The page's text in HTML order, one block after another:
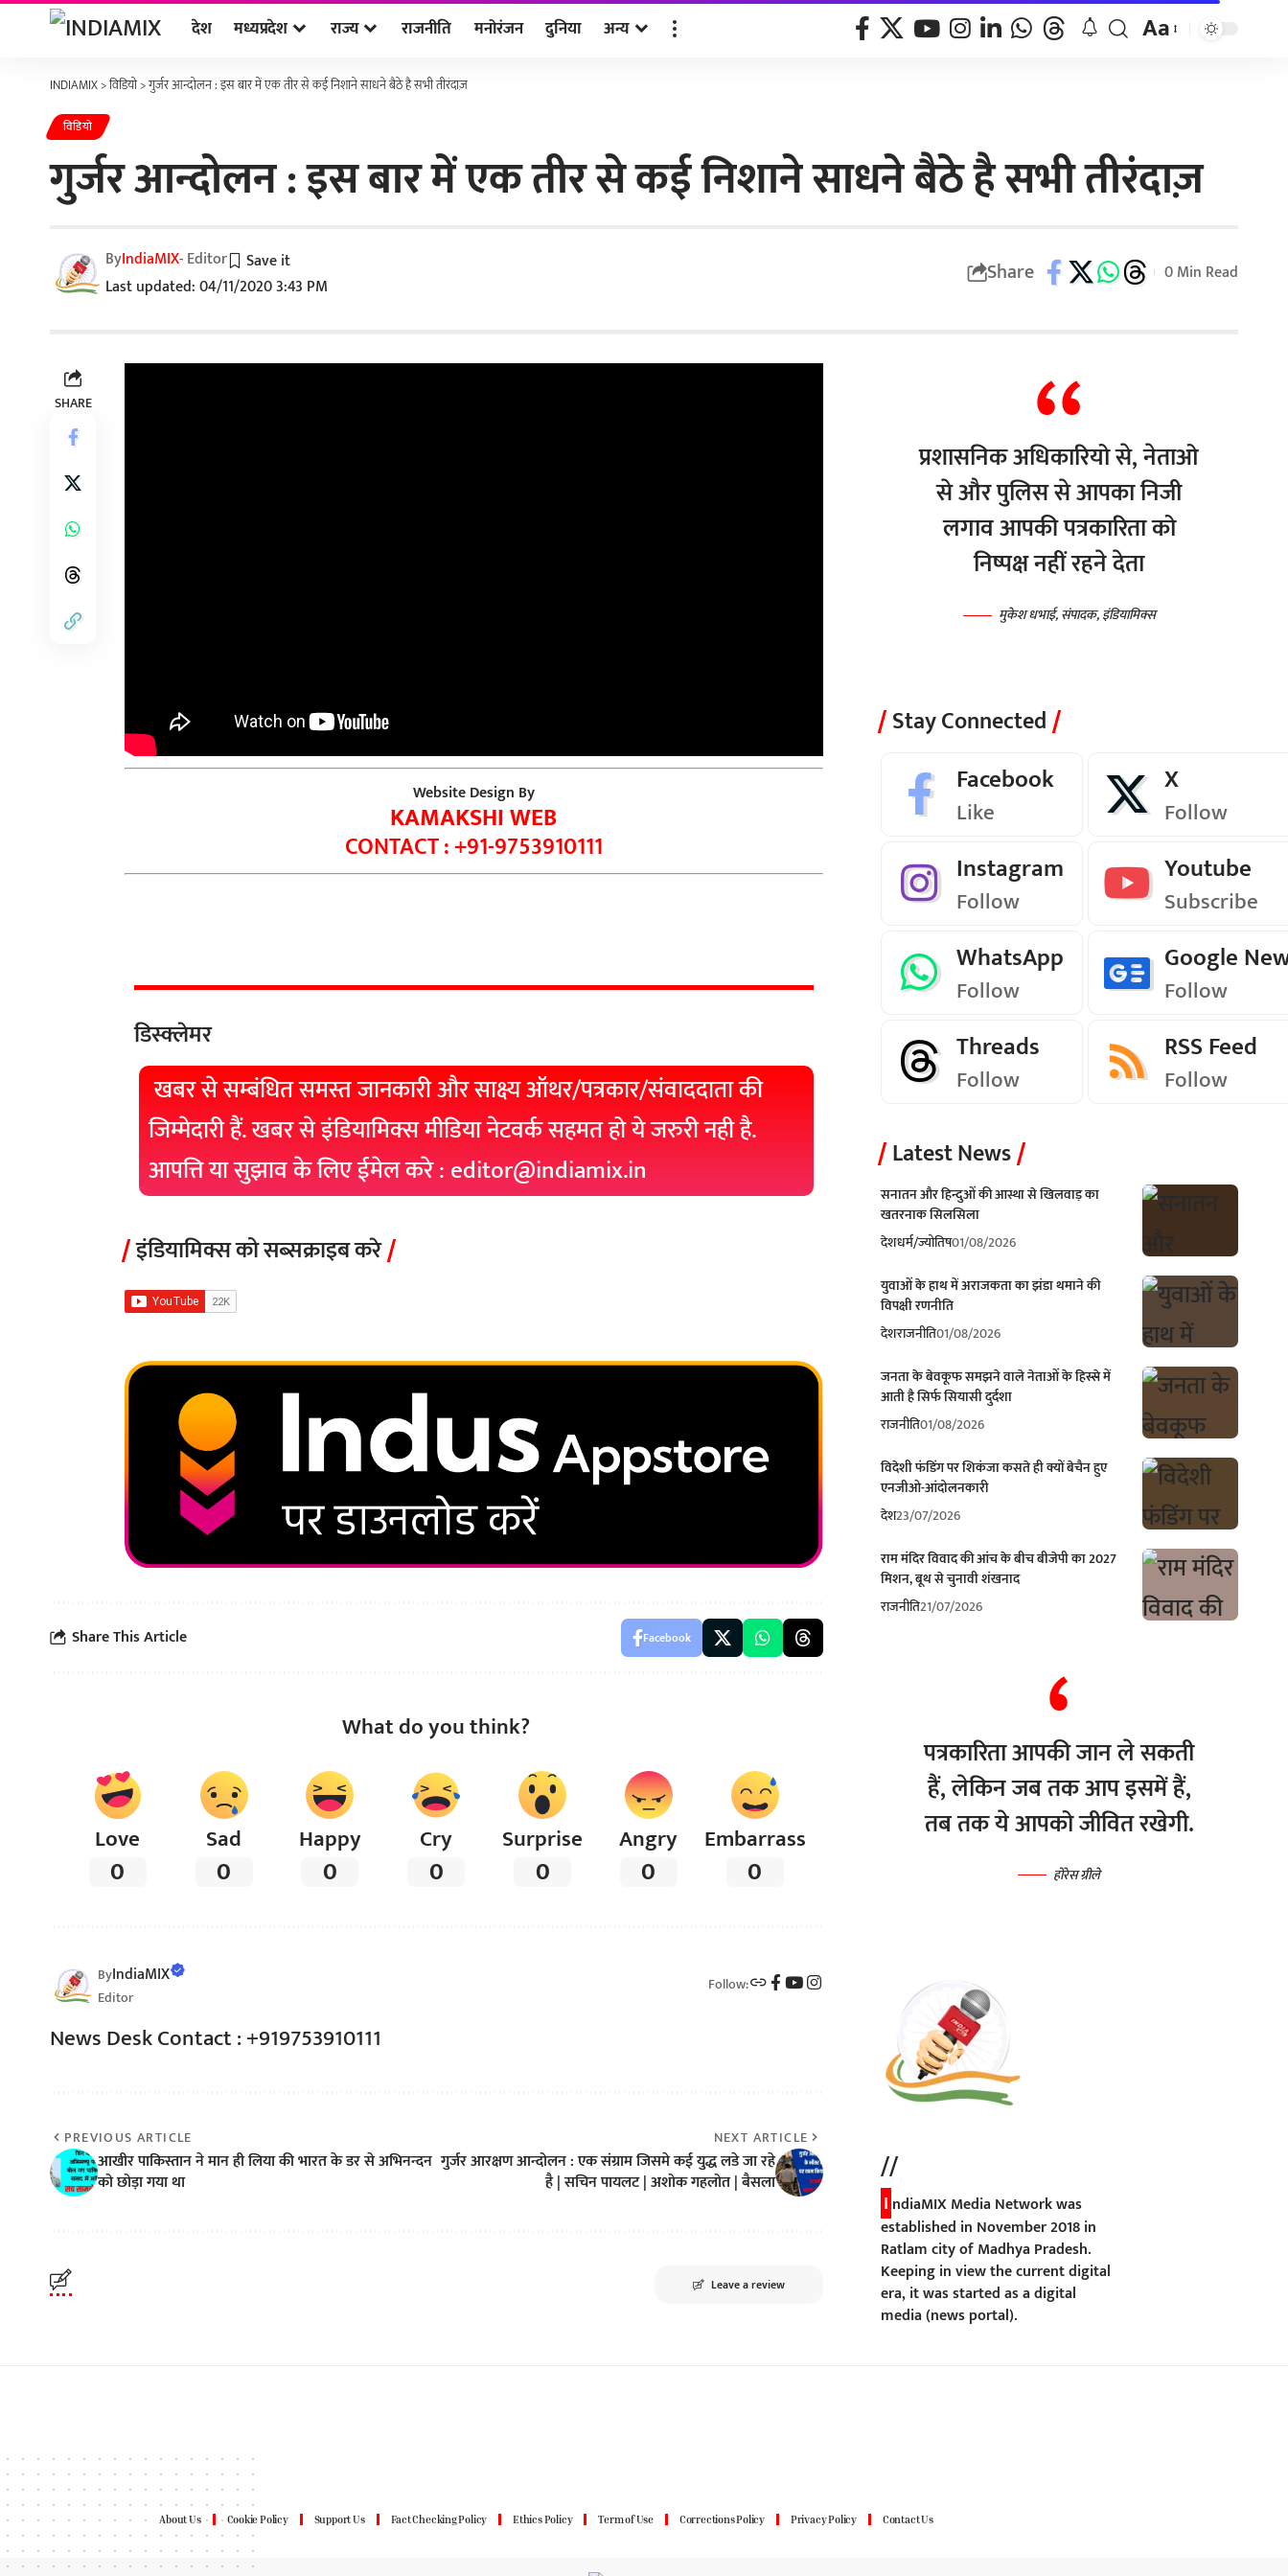
देश मध्यप्रदेश राज्य राजनीति मनोरंजन दुनिया अन्य Aa
INDIAMIX>विडियो>गुर्जर आन्दोलन : इस बार में एक तीर से कई निशाने साधने बैठे है सभी तीरंदाज़
विडियो
गुर्जर आन्दोलन : इस बार में एक तीर से कई निशाने साधने बैठे है सभी तीरंदाज़
Last updated: 04/11/2020 3:43 PM
ByIndiaMIX- Editor Share 0 Min Read
SHARE
Website Design By
KAMAKSHI WEB
CONTACT : +91-9753910111
डिस्क्लेमर
खबर से सम्बंधित समस्त जानकारी और साक्ष्य ऑथर/पत्रकार/संवाददाता की
जिम्मेदारी हैं. खबर से इंडियामिक्स मीडिया नेटवर्क सहमत हो ये जरुरी नही है.
आपत्ति या सुझाव के लिए ईमेल करे : editor@indiamix.in
इंडियामिक्स को सब्सक्राइब करे
Share This Article Facebook
What do you think?
Love
0
Sad
0
Happy
0
Cry
0
Surprise
0
Angry
0
Embarrass
0
ByIndiaMIX
Editor
Follow:
News Desk Contact : +919753910111
PREVIOUS ARTICLE
आखीर पाकिस्तान ने मान ही लिया की भारत के डर से अभिनन्दन
को छोड़ा गया था
NEXT ARTICLE
गुर्जर आरक्षण आन्दोलन : एक संग्राम जिसमे कई युद्ध लडे जा रहे
है | सचिन पायलट | अशोक गहलोत | बैसला
Leave a review
प्रशासनिक अधिकारियो से, नेताओ
से और पुलिस से आपका निजी
लगाव आपकी पत्रकारिता को
निष्पक्ष नहीं रहने देता
मुकेश धभाई, संपादक, इंडियामिक्स
Stay Connected
Facebook
Like
X
Follow
Instagram
Follow
Youtube
Subscribe
WhatsApp
Follow
Google
Follow
Threads
Follow
RSS Feed
Follow
Latest News
सनातन और हिन्दुओं की आस्था से खिलवाड़ का
खतरनाक सिलसिला
देशधर्म/ज्योतिष01/08/2026
युवाओं के हाथ में अराजकता का झंडा थमाने की
विपक्षी रणनीति
देशराजनीति01/08/2026
जनता के बेवकूफ समझने वाले नेताओं के हिस्से में
आती है सिर्फ सियासी दुर्दशा
राजनीति01/08/2026
विदेशी फंडिंग पर शिकंजा कसते ही क्यों बेचैन हुए
एनजीओ-आंदोलनकारी
देश23/07/2026
राम मंदिर विवाद की आंच के बीच बीजेपी का 2027
मिशन, बूथ से चुनावी शंखनाद
राजनीति21/07/2026
पत्रकारिता आपकी जान ले सकती
हैं, लेकिन जब तक आप इसमें हैं,
तब तक ये आपको जीवित रखेगी.
होरेस ग्रीले
//
I ndiaMIX Media Network was
established in November 2018 in
Ratlam city of Madhya Pradesh.
Keeping in view the current digital
era, it was started as a digital
media (news portal).
About Us Cookie Policy Support Us Fact Checking Policy Ethics Policy Term of Use Corrections Policy Privacy Policy Contact Us